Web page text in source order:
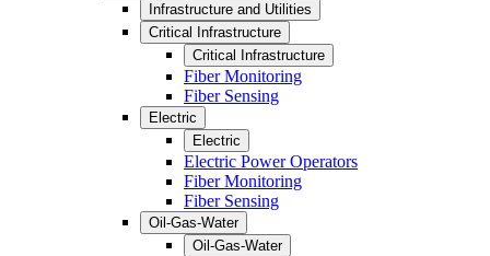
Infrastructure and Utilities
Critical Infrastructure
Critical Infrastructure
Fiber Monitoring
Fiber Sensing
Electric
Electric
Electric Power Operators
Fiber Monitoring
Fiber Sensing
Oil-Gas-Water
Oil-Gas-Water